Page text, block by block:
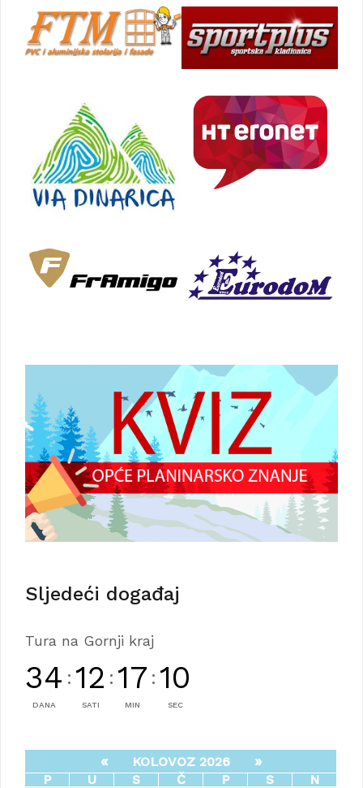
Sljedeći događaj
Tura na Gornji kraj
34
DANA
: 12
SATI
: 17
MIN
: 09
SEC
« KOLOVOZ 2026 »
P U S Č P S
N